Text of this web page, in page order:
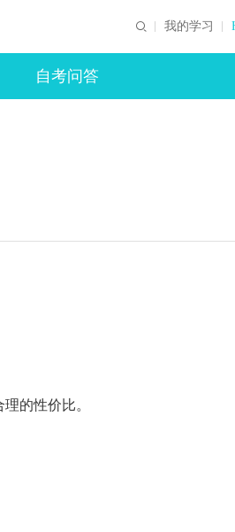
我的学习
自考问答
的性价比。